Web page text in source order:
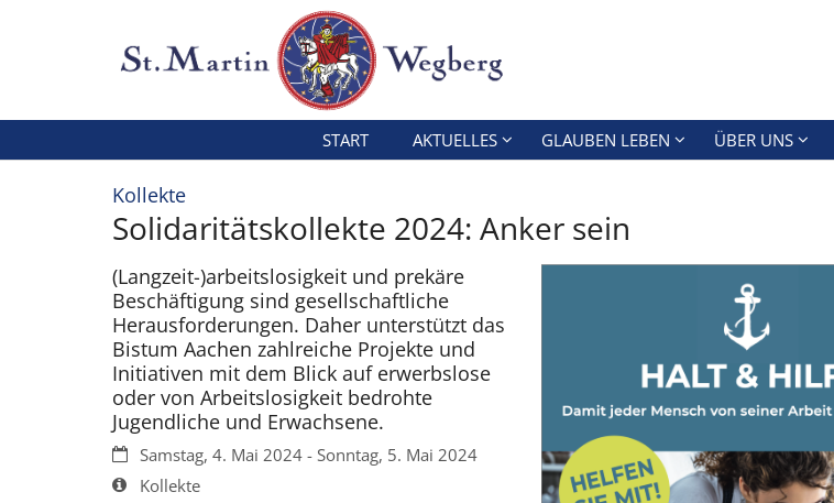
START AKTUELLES GLAUBEN LEBEN ÜBER UNS
Kollekte:
Solidaritätskollekte 2024: Anker sein
(Langzeit-)arbeitslosigkeit und prekäre
Beschäftigung sind gesellschaftliche
Herausforderungen. Daher unterstützt das
Bistum Aachen zahlreiche Projekte und
Initiativen mit dem Blick auf erwerbslose
oder von Arbeitslosigkeit bedrohte
Jugendliche und Erwachsene.
Datum:Samstag, 4. Mai 2024 - Sonntag, 5. Mai 2024
Art bzw. Nummer:
Kollekte